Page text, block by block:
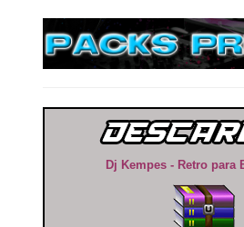
Dj Kempes - Retro para